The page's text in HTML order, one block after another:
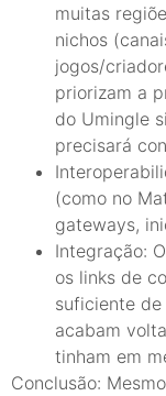
muitas
nichos
jogos/
priorizam a
do Umingle
precisará
(como no
gateways,
Integração:
os links de
suficiente
acabam
tinham em
Conclusão: